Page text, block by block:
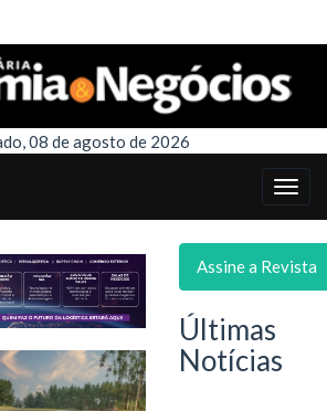
08 de agosto de 2026
Assine a Revista
Últimas
Notícias